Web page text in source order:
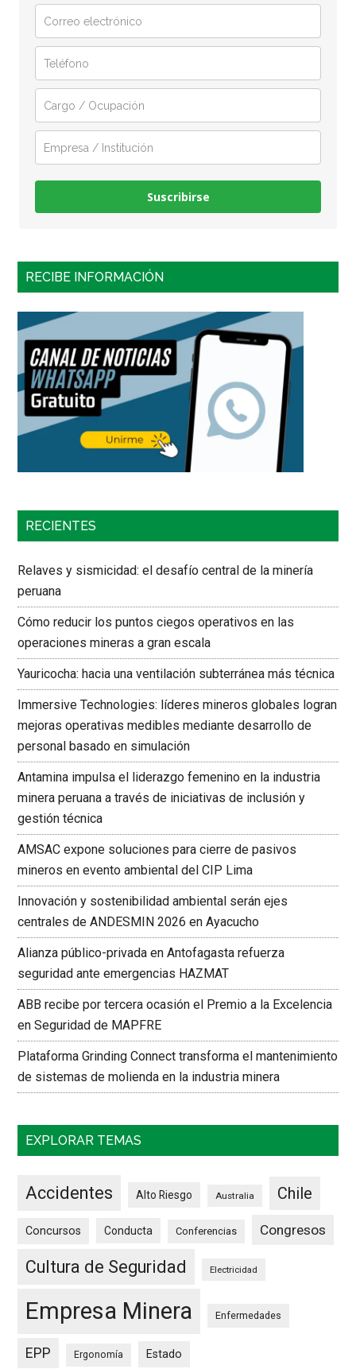
Suscribirse
RECIBE INFORMACIÓN
RECIENTES
Relaves y sismicidad: el desafío central de la minería
peruana
Cómo reducir los puntos ciegos operativos en las
operaciones mineras a gran escala
Yauricocha: hacia una ventilación subterránea más técnica
Immersive Technologies: líderes mineros globales logran
mejoras operativas medibles mediante desarrollo de
personal basado en simulación
Antamina impulsa el liderazgo femenino en la industria
minera peruana a través de iniciativas de inclusión y
gestión técnica
AMSAC expone soluciones para cierre de pasivos
mineros en evento ambiental del CIP Lima
Innovación y sostenibilidad ambiental serán ejes
centrales de ANDESMIN 2026 en Ayacucho
Alianza público-privada en Antofagasta refuerza
seguridad ante emergencias HAZMAT
ABB recibe por tercera ocasión el Premio a la Excelencia
en Seguridad de MAPFRE
Plataforma Grinding Connect transforma el mantenimiento
de sistemas de molienda en la industria minera
EXPLORAR TEMAS
Accidentes Alto Riesgo Australia Chile
Concursos Conducta Conferencias Congresos
Cultura de Seguridad Electricidad
Empresa Minera Enfermedades
EPP Ergonomía Estado